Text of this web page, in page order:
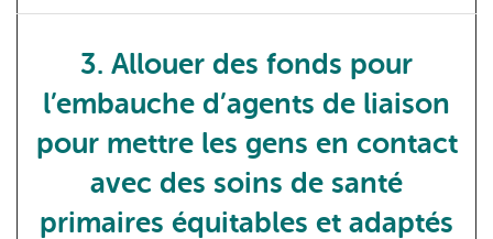
3. Allouer des fonds pour
l’embauche d’agents de liaison
pour mettre les gens en contact
avec des soins de santé
primaires équitables et adaptés